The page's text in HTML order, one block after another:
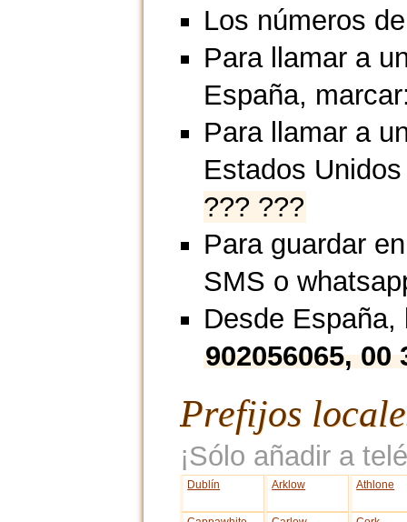
Los números
Para llamar a
España,
Para llamar a
Estados
??? ???
Para guardar
SMS o
Desde
902056065,
Prefijos
¡Sólo añadir a
Dublín Arklow Athlone